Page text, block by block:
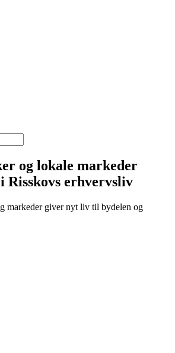
og lokale markeder
Risskovs erhvervsliv
markeder giver nyt liv til bydelen og